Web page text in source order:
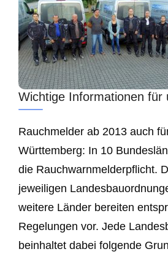
Wichtige Informationen für
Rauchmelder ab 2013 auch
Württemberg: In 10
die Rauchwarnmelderpflicht.
jeweiligen
weitere Länder bereiten
Regelungen vor. Jede
beinhaltet dabei folgende